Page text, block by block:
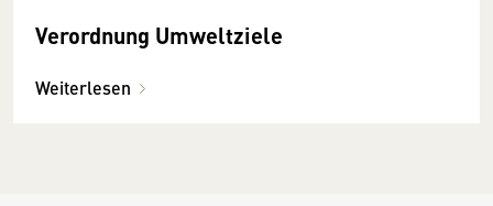
Verordnung Umweltziele
Weiterlesen